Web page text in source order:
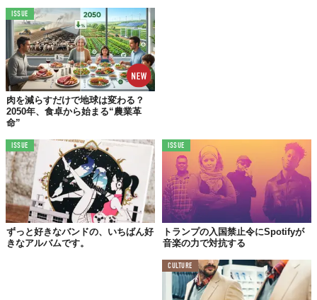
ISSUE
肉を減らすだけで地球は変わる？
2050年、食卓から始まる“農業革
命”
ISSUE
ずっと好きなバンドの、いちばん好
きなアルバムです。
ISSUE
トランプの入国禁止令にSpotifyが
音楽の力で対抗する
CULTURE